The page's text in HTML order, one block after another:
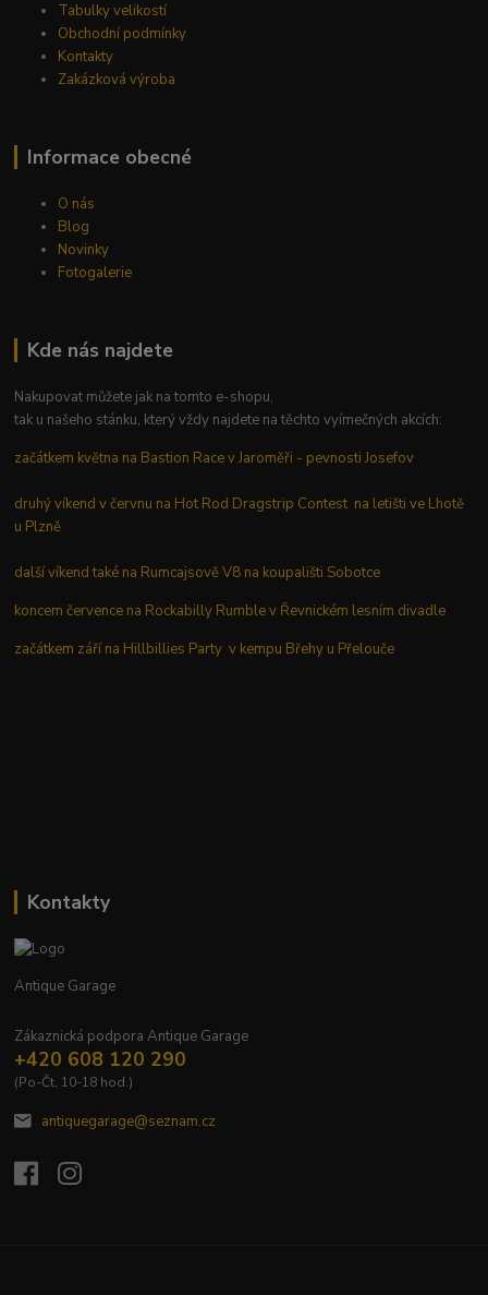
Tabulky velikostí
Obchodní podmínky
Kontakty
Zakázková výroba
Informace obecné
O nás
Blog
Novinky
Fotogalerie
Kde nás najdete
Nakupovat můžete jak na tomto e-shopu,
tak u našeho stánku, který vždy najdete na těchto vyímečných akcích:
začátkem května na Bastion Race v Jaroměři - pevnosti Josefov
druhý víkend v červnu na Hot Rod Dragstrip Contest na letišti ve Lhotě
u Plzně
další víkend také na Rumcajsově V8 na koupališti Sobotce
koncem července na Rockabilly Rumble v Řevnickém lesním divadle
začátkem září na Hillbillies Party v kempu Břehy u Přelouče
Kontakty
Antique Garage
Zákaznická podpora Antique Garage
+420 608 120 290
(Po-Čt, 10-18 hod.)
antiquegarage@seznam.cz